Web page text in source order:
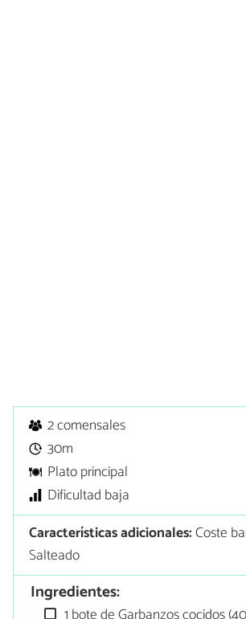
2 comensales
30m
Plato principal
Dificultad baja
Características adicionales:Coste
Salteado
Ingredientes: